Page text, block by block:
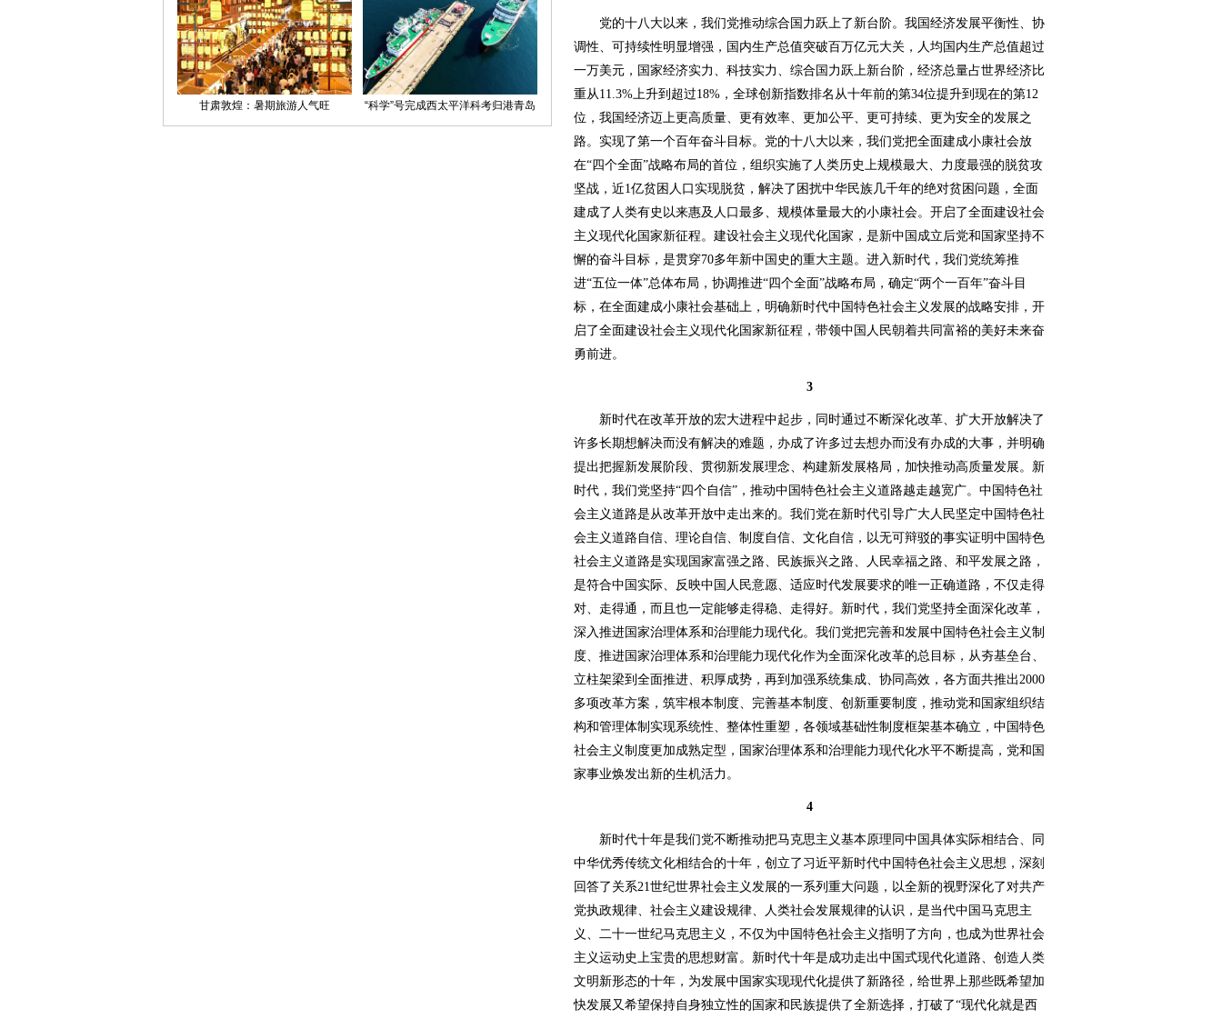
党的十八大以来，我们党推动综合国力跃上了新台阶。我国经济发展平衡性、协
调性、可持续性明显增强，国内生产总值突破百万亿元大关，人均国内生产总值超过
一万美元，国家经济实力、科技实力、综合国力跃上新台阶，经济总量占世界经济比
重从11.3%上升到超过18%，全球创新指数排名从十年前的第34位提升到现在的第12
位，我国经济迈上更高质量、更有效率、更加公平、更可持续、更为安全的发展之
路。实现了第一个百年奋斗目标。党的十八大以来，我们党把全面建成小康社会放
在“四个全面”战略布局的首位，组织实施了人类历史上规模最大、力度最强的脱贫攻
坚战，近1亿贫困人口实现脱贫，解决了困扰中华民族几千年的绝对贫困问题，全面
建成了人类有史以来惠及人口最多、规模体量最大的小康社会。开启了全面建设社会
主义现代化国家新征程。建设社会主义现代化国家，是新中国成立后党和国家坚持不
懈的奋斗目标，是贯穿70多年新中国史的重大主题。进入新时代，我们党统筹推
进“五位一体”总体布局，协调推进“四个全面”战略布局，确定“两个一百年”奋斗目
标，在全面建成小康社会基础上，明确新时代中国特色社会主义发展的战略安排，开
启了全面建设社会主义现代化国家新征程，带领中国人民朝着共同富裕的美好未来奋
勇前进。
3
新时代在改革开放的宏大进程中起步，同时通过不断深化改革、扩大开放解决了
许多长期想解决而没有解决的难题，办成了许多过去想办而没有办成的大事，并明确
提出把握新发展阶段、贯彻新发展理念、构建新发展格局，加快推动高质量发展。新
时代，我们党坚持“四个自信”，推动中国特色社会主义道路越走越宽广。中国特色社
会主义道路是从改革开放中走出来的。我们党在新时代引导广大人民坚定中国特色社
会主义道路自信、理论自信、制度自信、文化自信，以无可辩驳的事实证明中国特色
社会主义道路是实现国家富强之路、民族振兴之路、人民幸福之路、和平发展之路，
是符合中国实际、反映中国人民意愿、适应时代发展要求的唯一正确道路，不仅走得
对、走得通，而且也一定能够走得稳、走得好。新时代，我们党坚持全面深化改革，
深入推进国家治理体系和治理能力现代化。我们党把完善和发展中国特色社会主义制
度、推进国家治理体系和治理能力现代化作为全面深化改革的总目标，从夯基垒台、
立柱架梁到全面推进、积厚成势，再到加强系统集成、协同高效，各方面共推出2000
多项改革方案，筑牢根本制度、完善基本制度、创新重要制度，推动党和国家组织结
构和管理体制实现系统性、整体性重塑，各领域基础性制度框架基本确立，中国特色
社会主义制度更加成熟定型，国家治理体系和治理能力现代化水平不断提高，党和国
家事业焕发出新的生机活力。
4
新时代十年是我们党不断推动把马克思主义基本原理同中国具体实际相结合、同
中华优秀传统文化相结合的十年，创立了习近平新时代中国特色社会主义思想，深刻
回答了关系21世纪世界社会主义发展的一系列重大问题，以全新的视野深化了对共产
党执政规律、社会主义建设规律、人类社会发展规律的认识，是当代中国马克思主
义、二十一世纪马克思主义，不仅为中国特色社会主义指明了方向，也成为世界社会
主义运动史上宝贵的思想财富。新时代十年是成功走出中国式现代化道路、创造人类
文明新形态的十年，为发展中国家实现现代化提供了新路径，给世界上那些既希望加
快发展又希望保持自身独立性的国家和民族提供了全新选择，打破了“现代化就是西